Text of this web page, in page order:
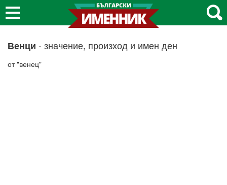
Венци - значение, произход и имен ден
от "венец"